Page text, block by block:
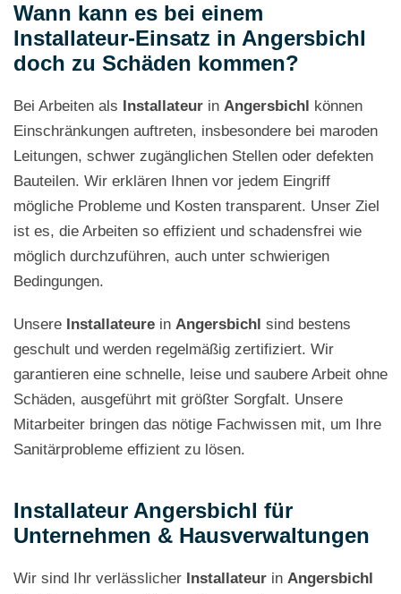
Wann kann es bei einem
Installateur-Einsatz in Angersbichl
doch zu Schäden kommen?
Bei Arbeiten als Installateur in Angersbichl können
Einschränkungen auftreten, insbesondere bei maroden
Leitungen, schwer zugänglichen Stellen oder defekten
Bauteilen. Wir erklären Ihnen vor jedem Eingriff
mögliche Probleme und Kosten transparent. Unser Ziel
ist es, die Arbeiten so effizient und schadensfrei wie
möglich durchzuführen, auch unter schwierigen
Bedingungen.
Unsere Installateure in Angersbichl sind bestens
geschult und werden regelmäßig zertifiziert. Wir
garantieren eine schnelle, leise und saubere Arbeit ohne
Schäden, ausgeführt mit größter Sorgfalt. Unsere
Mitarbeiter bringen das nötige Fachwissen mit, um Ihre
Sanitärprobleme effizient zu lösen.
Installateur Angersbichl für
Unternehmen & Hausverwaltungen
Wir sind Ihr verlässlicher Installateur in Angersbichl